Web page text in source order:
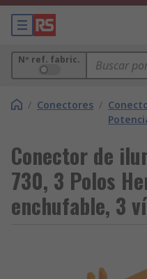
Nº ref. fabric.
/ Conectores /
Conector de
730, 3 Polos
enchufable, 3